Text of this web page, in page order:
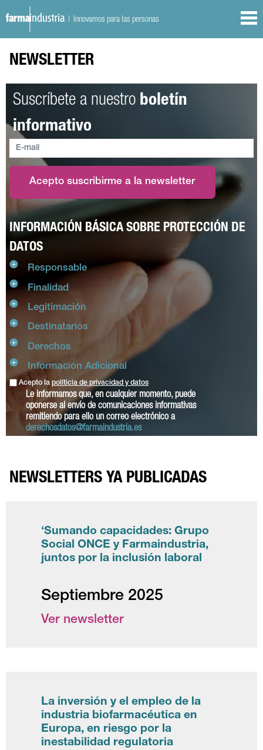
| Innovamos para las personas
NEWSLETTER
Suscríbete a nuestro boletín
informativo
Acepto suscribirme a la newsletter
INFORMACIÓN BÁSICA SOBRE PROTECCIÓN DE
DATOS
Responsable
Finalidad
Legitimación
Destinatarios
Derechos
Información Adicional
Acepto la políticia de privacidad y datos
Le informamos que, en cualquier momento, puede
oponerse al envío de comunicaciones informativas
remitiendo para ello un correo electrónico a
derechosdatos@farmaindustria.es
NEWSLETTERS YA PUBLICADAS
‘Sumando capacidades: Grupo
Social ONCE y Farmaindustria,
juntos por la inclusión laboral
Septiembre 2025
Ver newsletter
La inversión y el empleo de la
industria biofarmacéutica en
Europa, en riesgo por la
inestabilidad regulatoria